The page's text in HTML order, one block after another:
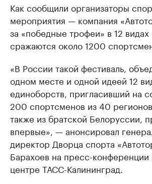
Как сообщили организаторы
мероприятия — компания
за «победные трофеи» в 12 видах
сражаются около 1200
«В России такой фестиваль,
одном месте и одной идеей 12
единоборств, пригласивший на
200 спортсменов из 40
также из братской Белоруссии,
впервые», — анонсировал
директор Дворца спорта
Барахоев на пресс-конференции
центре ТАСС-Калининград.